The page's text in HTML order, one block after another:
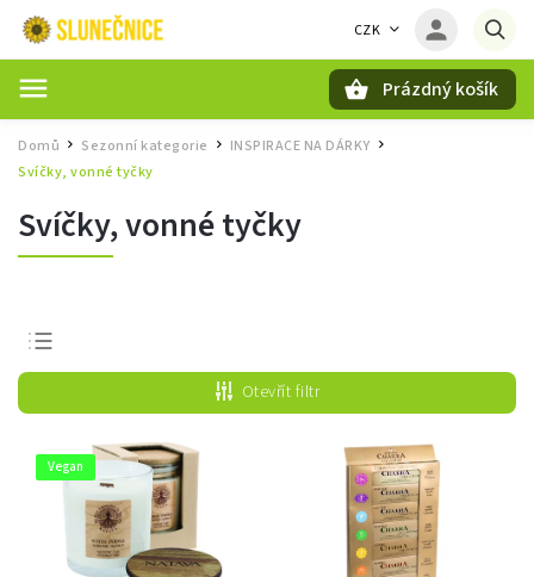
CZK
Prázdný košík
Domů / Sezonní kategorie INSPIRACE NA DÁRKY
Svíčky, vonné tyčky
Svíčky, vonné tyčky
Nejprodávanější
Nejlevnější
Nejdražší
Abecedně
Otevřít filtr
Vegan